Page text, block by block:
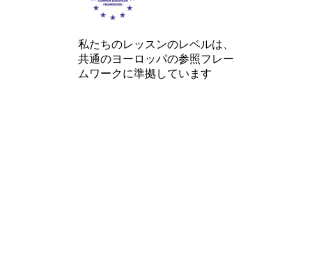
私たちのレッスンのレベルは、
共通のヨーロッパの参照フレー
ムワークに準拠しています